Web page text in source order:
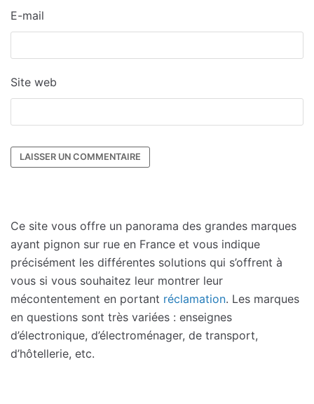
E-mail
Site web
Ce site vous offre un panorama des grandes marques
ayant pignon sur rue en France et vous indique
précisément les différentes solutions qui s’offrent à
vous si vous souhaitez leur montrer leur
mécontentement en portant réclamation. Les marques
en questions sont très variées : enseignes
d’électronique, d’électroménager, de transport,
d’hôtellerie, etc.